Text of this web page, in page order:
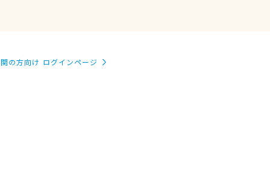
の方向け ログインページ